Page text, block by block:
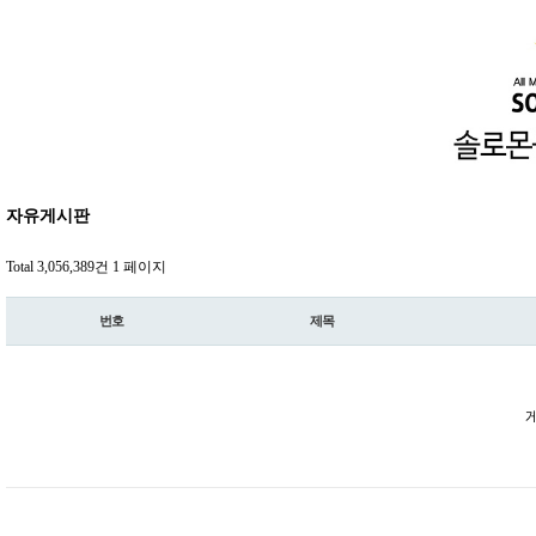
자유게시판
Total 3,056,389건 1 페이지
번호 제목